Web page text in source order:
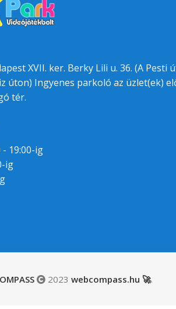
XVII. ker. Berky Lili u. 36. (A Pesti
úton) Ingyenes parkoló az üzlet(ek)
tér.
- 19:00-ig
ig
2023 webcompass.hu 🚀.